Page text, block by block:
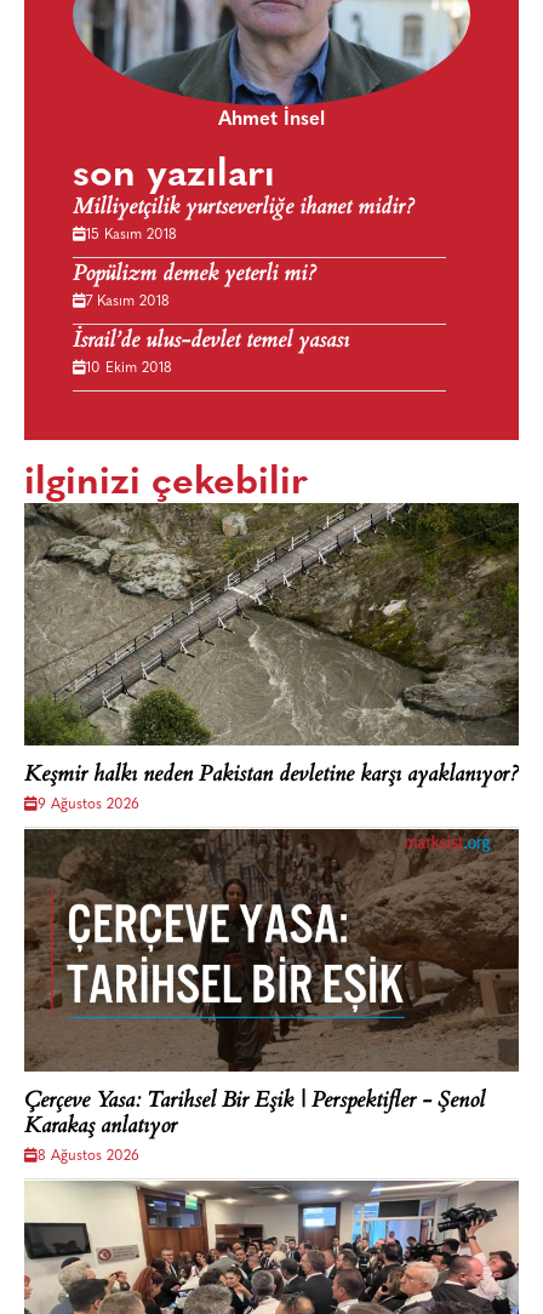
Ahmet İnsel
son yazıları
Milliyetçilik yurtseverliğe ihanet midir?
15 Kasım 2018
Popülizm demek yeterli mi?
7 Kasım 2018
İsrail’de ulus-devlet temel yasası
10 Ekim 2018
ilginizi çekebilir
Keşmir halkı neden Pakistan devletine karşı ayaklanıyor?
9 Ağustos 2026
Çerçeve Yasa: Tarihsel Bir Eşik | Perspektifler - Şenol
Karakaş anlatıyor
8 Ağustos 2026